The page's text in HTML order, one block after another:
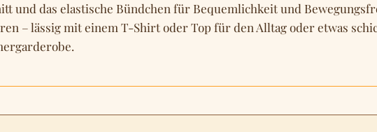
und das elastische Bündchen für Bequemlichkeit und
– lässig mit einem T-Shirt oder Top für den Alltag oder etwas